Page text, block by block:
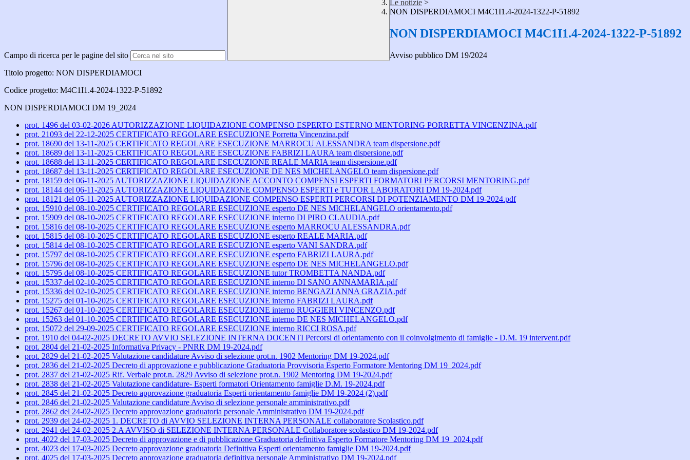
Campo di ricerca per le pagine del sito
Le notizie >
NON DISPERDIAMOCI M4C1I1.4-2024-1322-P-51892
NON DISPERDIAMOCI M4C1I1.4-2024-1322-P-51892
Avviso pubblico DM 19/2024
Titolo progetto: NON DISPERDIAMOCI
Codice progetto: M4C1I1.4-2024-1322-P-51892
NON DISPERDIAMOCI DM 19_2024
prot. 1496 del 03-02-2026 AUTORIZZAZIONE LIQUIDAZIONE COMPENSO ESPERTO ESTERNO MENTORING PORRETTA VINCENZINA.pdf
prot. 21093 del 22-12-2025 CERTIFICATO REGOLARE ESECUZIONE Porretta Vincenzina.pdf
prot. 18690 del 13-11-2025 CERTIFICATO REGOLARE ESECUZIONE MARROCU ALESSANDRA team dispersione.pdf
prot. 18689 del 13-11-2025 CERTIFICATO REGOLARE ESECUZIONE FABRIZI LAURA team dispersione.pdf
prot. 18688 del 13-11-2025 CERTIFICATO REGOLARE ESECUZIONE REALE MARIA team dispersione.pdf
prot. 18687 del 13-11-2025 CERTIFICATO REGOLARE ESECUZIONE DE NES MICHELANGELO team dispersione.pdf
prot. 18159 del 06-11-2025 AUTORIZZAZIONE LIQUIDAZIONE ACCONTO COMPENSI ESPERTI FORMATORI PERCORSI MENTORING.pdf
prot. 18144 del 06-11-2025 AUTORIZZAZIONE LIQUIDAZIONE COMPENSO ESPERTI e TUTOR LABORATORI DM 19-2024.pdf
prot. 18121 del 05-11-2025 AUTORIZZAZIONE LIQUIDAZIONE COMPENSO ESPERTI PERCORSI DI POTENZIAMENTO DM 19-2024.pdf
prot. 15910 del 08-10-2025 CERTIFICATO REGOLARE ESECUZIONE esperto DE NES MICHELANGELO orientamento.pdf
prot. 15909 del 08-10-2025 CERTIFICATO REGOLARE ESECUZIONE interno DI PIRO CLAUDIA.pdf
prot. 15816 del 08-10-2025 CERTIFICATO REGOLARE ESECUZIONE esperto MARROCU ALESSANDRA.pdf
prot. 15815 del 08-10-2025 CERTIFICATO REGOLARE ESECUZIONE esperto REALE MARIA.pdf
prot. 15814 del 08-10-2025 CERTIFICATO REGOLARE ESECUZIONE esperto VANI SANDRA.pdf
prot. 15797 del 08-10-2025 CERTIFICATO REGOLARE ESECUZIONE esperto FABRIZI LAURA.pdf
prot. 15796 del 08-10-2025 CERTIFICATO REGOLARE ESECUZIONE esperto DE NES MICHELANGELO.pdf
prot. 15795 del 08-10-2025 CERTIFICATO REGOLARE ESECUZIONE tutor TROMBETTA NANDA.pdf
prot. 15337 del 02-10-2025 CERTIFICATO REGOLARE ESECUZIONE interno DI SANO ANNAMARIA.pdf
prot. 15336 del 02-10-2025 CERTIFICATO REGOLARE ESECUZIONE interno BENGAZI ANNA GRAZIA.pdf
prot. 15275 del 01-10-2025 CERTIFICATO REGOLARE ESECUZIONE interno FABRIZI LAURA.pdf
prot. 15267 del 01-10-2025 CERTIFICATO REGOLARE ESECUZIONE interno RUGGIERI VINCENZO.pdf
prot. 15263 del 01-10-2025 CERTIFICATO REGOLARE ESECUZIONE interno DE NES MICHELANGELO.pdf
prot. 15072 del 29-09-2025 CERTIFICATO REGOLARE ESECUZIONE interno RICCI ROSA.pdf
prot. 1910 del 04-02-2025 DECRETO AVVIO SELEZIONE INTERNA DOCENTI Percorsi di orientamento con il coinvolgimento di famiglie - D.M. 19 intervent.pdf
prot. 2804 del 21-02-2025 Informativa Privacy - PNRR DM 19-2024.pdf
prot. 2829 del 21-02-2025 Valutazione candidature Avviso di selezione prot.n. 1902 Mentoring DM 19-2024.pdf
prot. 2836 del 21-02-2025 Decreto di approvazione e pubblicazione Graduatoria Provvisoria Esperto Formatore Mentoring DM 19_2024.pdf
prot. 2837 del 21-02-2025 Rif. Verbale prot.n. 2829 Avviso di selezione prot.n. 1902 Mentoring DM 19-2024.pdf
prot. 2838 del 21-02-2025 Valutazione candidature- Esperti formatori Orientamento famiglie D.M. 19-2024.pdf
prot. 2845 del 21-02-2025 Decreto approvazione graduatoria Esperti orientamento famiglie DM 19-2024 (2).pdf
prot. 2846 del 21-02-2025 Valutazione candidature Avviso di selezione personale amministrativo.pdf
prot. 2862 del 24-02-2025 Decreto approvazione graduatoria personale Amministrativo DM 19-2024.pdf
prot. 2939 del 24-02-2025 1. DECRETO di AVVIO SELEZIONE INTERNA PERSONALE collaboratore Scolastico.pdf
prot. 2941 del 24-02-2025 2.A AVVISO di SELEZIONE INTERNA PERSONALE Collaboratore scolastico DM 19-2024.pdf
prot. 4022 del 17-03-2025 Decreto di approvazione e di pubblicazione Graduatoria definitiva Esperto Formatore Mentoring DM 19_2024.pdf
prot. 4023 del 17-03-2025 Decreto approvazione graduatoria Definitiva Esperti orientamento famiglie DM 19-2024.pdf
prot. 4025 del 17-03-2025 Decreto approvazione graduatoria definitiva personale Amministrativo DM 19-2024.pdf